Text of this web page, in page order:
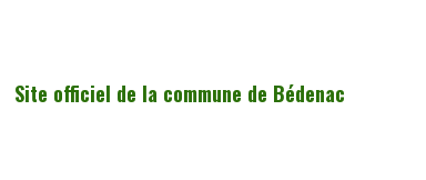
Site officiel de la commune de Bédenac